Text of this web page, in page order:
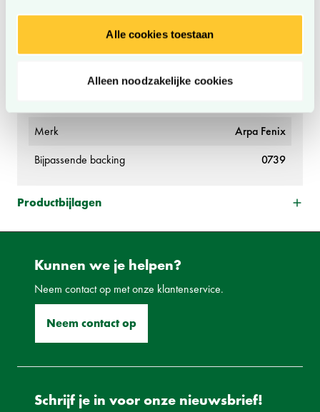
Alle cookies toestaan
Alleen noodzakelijke cookies
Decorkleur
Grijs
Merkcollectie
Fenix NTM Bloom
Merk
Arpa Fenix
Bijpassende backing
0739
Productbijlagen
Kunnen we je helpen?
Neem contact op met onze klantenservice.
Neem contact op
Schrijf je in voor onze nieuwsbrief!